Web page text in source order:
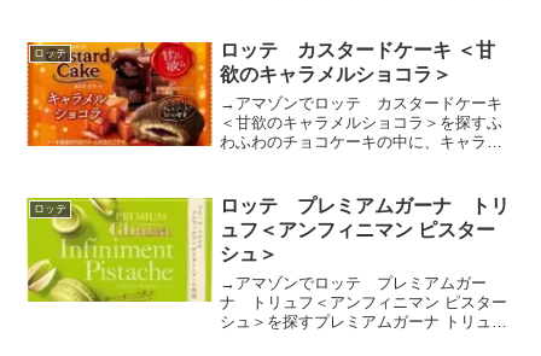
ッピングピエール・エルメの...
ロッテ
ロッテ カスタードケーキ ＜甘
欲のキャラメルショコラ＞
→アマゾンでロッテ カスタードケーキ
＜甘欲のキャラメルショコラ＞を探すふ
わふわのチョコケーキの中に、キャラメ
た、甘さをしっかりと堪能できるカス タ
ードケーキ。 （３）...
ロッテ
ロッテ プレミアムガーナ トリ
ュフ＜アンフィニマン ピスター
シュ＞
→アマゾンでロッテ プレミアムガー
ナ トリュフ＜アンフィニマン ピスター
シュ＞を探すプレミアムガーナ トリュフ